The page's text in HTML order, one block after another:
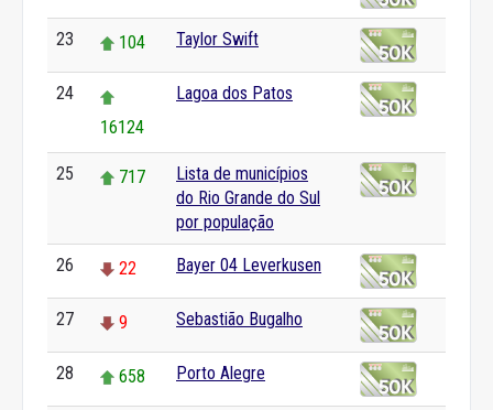
23 104 Taylor Swift
24
16124
Lagoa dos Patos
25 717
Lista de municípios
do Rio Grande do Sul
por população
26 22 Bayer 04 Leverkusen
27 9 Sebastião Bugalho
28 658 Porto Alegre